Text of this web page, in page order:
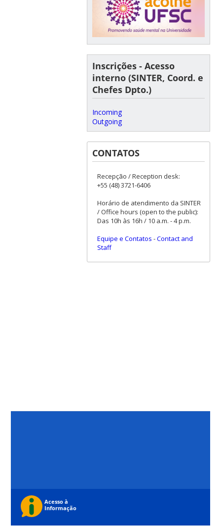
Inscrições - Acesso
interno (SINTER, Coord. e
Chefes Dpto.)
Incoming
Outgoing
CONTATOS
Recepção / Reception desk:
+55 (48) 3721-6406
Horário de atendimento da SINTER
/ Office hours (open to the public):
Das 10h às 16h / 10 a.m. - 4 p.m.
Equipe e Contatos -Contact and
Staff